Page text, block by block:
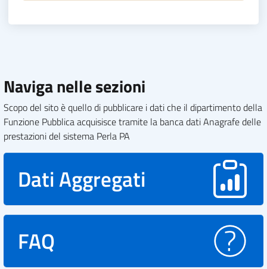
Naviga nelle sezioni
Scopo del sito è quello di pubblicare i dati che il dipartimento della
Funzione Pubblica acquisisce tramite la banca dati Anagrafe delle
prestazioni del sistema Perla PA
Dati Aggregati
FAQ